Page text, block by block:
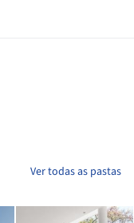
Ver todas as pastas